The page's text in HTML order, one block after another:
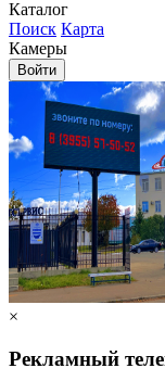
Каталог
Поиск Карта
Камеры
Войти
×
Рекламный